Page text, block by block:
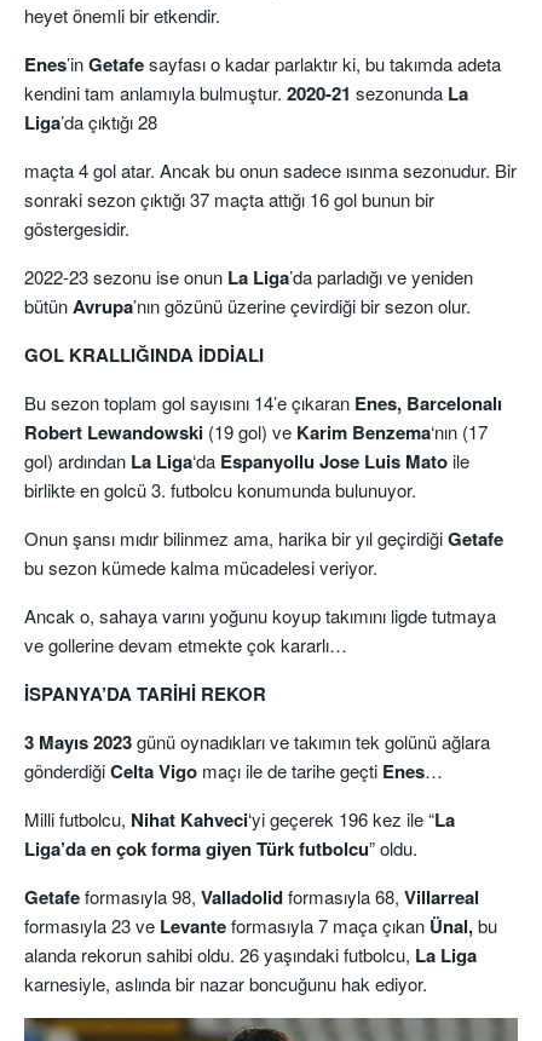
heyet önemli bir etkendir.
Enes’inGetafesayfası o kadar parlaktır ki, bu takımda adeta
kendini tam anlamıyla bulmuştur. 2020-21 sezonunda La
Liga’da çıktığı 28
maçta 4 gol atar. Ancak bu onun sadece ısınma sezonudur. Bir
sonraki sezon çıktığı 37 maçta attığı 16 gol bunun bir
göstergesidir.
2022-23 sezonu ise onun La Liga’da parladığı ve yeniden
bütünAvrupa’nın gözünü üzerine çevirdiği bir sezon olur.
GOL KRALLIĞINDA İDDİALI
Bu sezon toplam gol sayısını 14’e çıkaran Enes, Barcelonalı
Robert Lewandowski (19 gol) ve Karim Benzema‘nın (17
gol) ardından La Liga‘da Espanyollu Jose Luis Matoile
birlikte en golcü 3. futbolcu konumunda bulunuyor.
Onun şansı mıdır bilinmez ama, harika bir yıl geçirdiğiGetafe
bu sezon kümede kalma mücadelesi veriyor.
Ancak o, sahaya varını yoğunu koyup takımını ligde tutmaya
ve gollerine devam etmekte çok kararlı…
İSPANYA’DA TARİHİ REKOR
3 Mayıs 2023günü oynadıkları ve takımın tek golünü ağlara
gönderdiğiCelta Vigo maçı ile de tarihe geçti Enes…
Milli futbolcu, Nihat Kahveci‘yi geçerek 196 kez ile “La
Liga’da en çok forma giyen Türk futbolcu” oldu.
Getafeformasıyla 98, Valladolidformasıyla 68, Villarreal
formasıyla 23 ve Levanteformasıyla 7 maça çıkan Ünal,bu
alanda rekorun sahibi oldu. 26 yaşındaki futbolcu, La Liga
karnesiyle, aslında bir nazar boncuğunu hak ediyor.